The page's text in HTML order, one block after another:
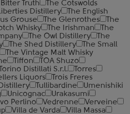
Bitter Truth
The Cotswolds
Distillery
The English
Grouse The Glenrothes
The
Whisky
The Irishman
The
The Owl Distillery
The
The Shed Distillery
The Small
The Vintage Malt Whisky
Tiffon
TOA Shuzo
Torino Distillati S.r.l.
Torres
Liquors
Trois Freres
Tullibardine
Umenishiki
Unicognac
Urakasumi
Perlino Vedrenne
Verveine
Villa de Varda Villa Massa